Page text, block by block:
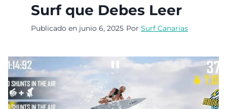
Surf que Debes Leer
Publicado en junio 6, 2025 Por Surf Canarias